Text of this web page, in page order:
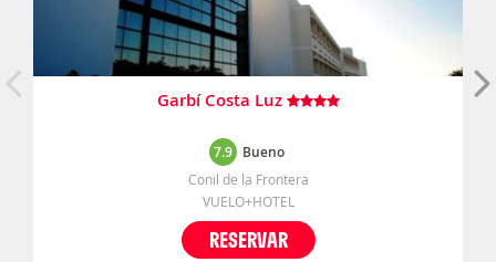
Garbí Costa Luz
7.9 Bueno
Conil de la Frontera
VUELO+HOTEL
RESERVAR